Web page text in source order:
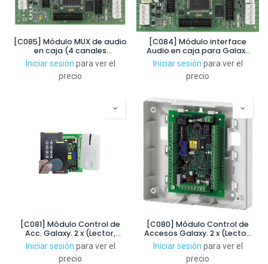
[C085] Módulo MUX de audio
en caja (4 canales
analógicos) para Galaxy
Dimension
Iniciar sesión para ver el
precio
[C084] Módulo interface
Audio en caja para Galaxy
Dimension, Flex v1 y Flex v2
Iniciar sesión para ver el
precio
[C081] Módulo Control de
Acc. Galaxy. 2 x (Lector,
estado, pulsador, relé), caja
metal y FA. No Flex+
Iniciar sesión para ver el
precio
[C080] Módulo Control de
Accesos Galaxy. 2 x (Lector,
estado, pulsador, relé), caja
plastica
Iniciar sesión para ver el
precio